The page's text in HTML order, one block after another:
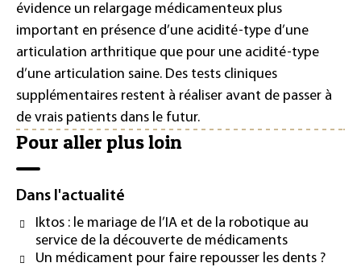
évidence un relargage médicamenteux plus
important en présence d’une acidité-type d’une
articulation arthritique que pour une acidité-type
d’une articulation saine. Des tests cliniques
supplémentaires restent à réaliser avant de passer à
de vrais patients dans le futur.
Pour aller plus loin
Dans l'actualité
Iktos : le mariage de l’IA et de la robotique au
service de la découverte de médicaments
Un médicament pour faire repousser les dents ?